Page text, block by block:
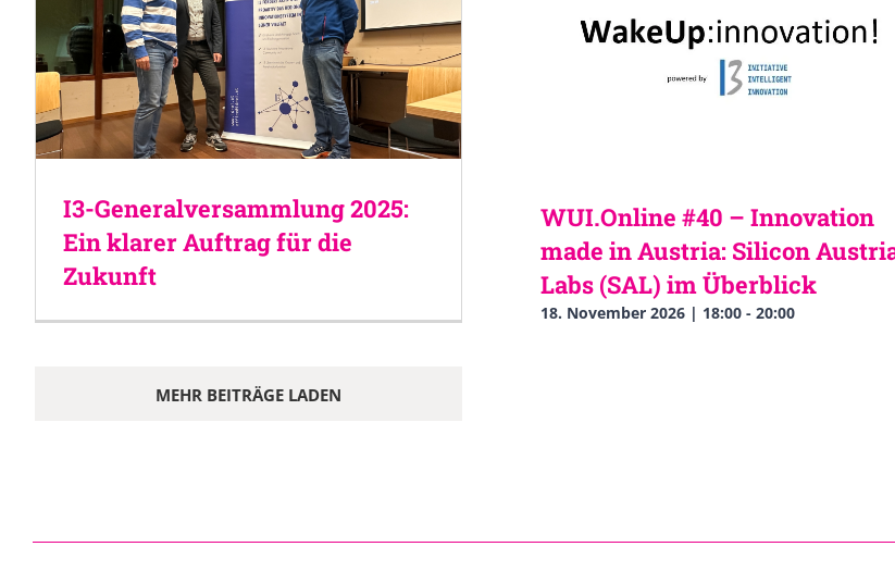
I3-Generalversammlung 2025:
Ein klarer Auftrag für die
Zukunft
MEHR BEITRÄGE LADEN
WUI.Online #40 – Innovation
made in Austria: Silicon
Labs (SAL) im Überblick
18. November 2026 | 18:00- 20:00